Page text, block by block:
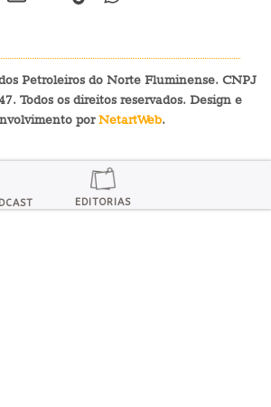
Petroleiros do Norte Fluminense. CNPJ
Todos os direitos reservados. Design e
porNetartWeb.
EDITORIAS